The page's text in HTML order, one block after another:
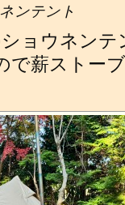
ンテント
ョウネン
で薪ストー